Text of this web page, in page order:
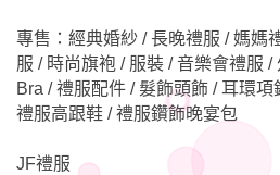
專售：經典婚紗 / 長晚禮服 / 媽媽
服 / 時尚旗袍 / 服裝 / 音樂會禮服
Bra / 禮服配件 / 髮飾頭飾 / 耳環
禮服高跟鞋 / 禮服鑽飾晚宴包
JF禮服